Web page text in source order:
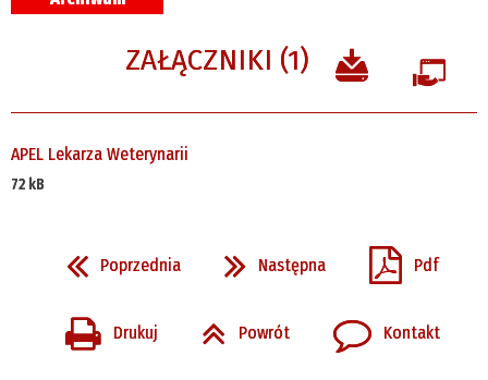
ZAŁĄCZNIKI (1)
APEL Lekarza Weterynarii
72 kB
Poprzednia Następna Pdf
Drukuj Powrót Kontakt